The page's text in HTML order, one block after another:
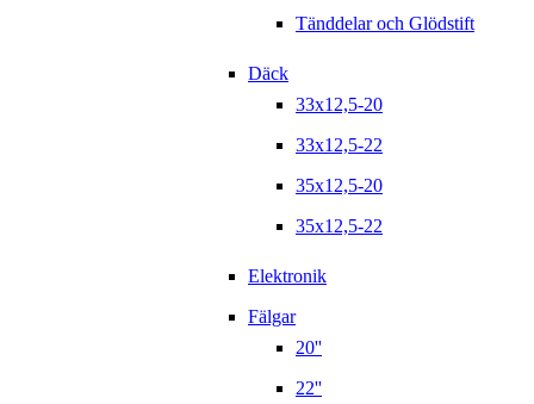
Tänddelar och Glödstift
Däck
33x12,5-20
33x12,5-22
35x12,5-20
35x12,5-22
Elektronik
Fälgar
20''
22''